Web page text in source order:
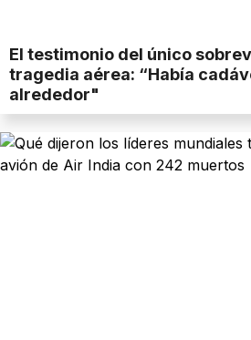
El testimonio del único
tragedia aérea: “Había
alrededor"